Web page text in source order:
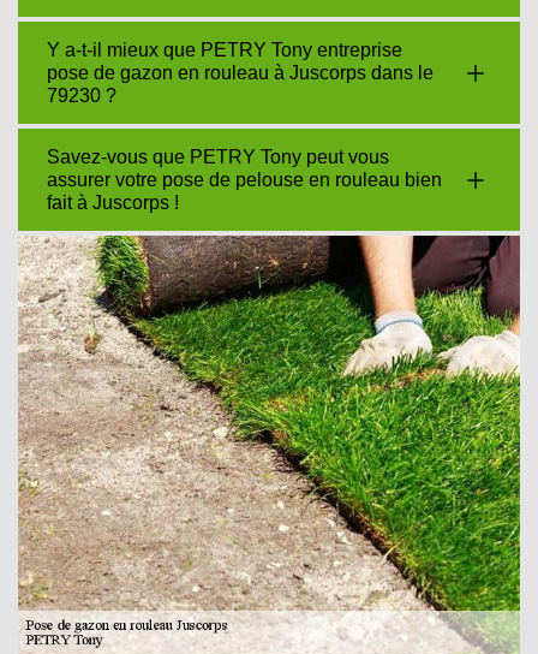
Y a-t-il mieux que PETRY Tony entreprise
pose de gazon en rouleau à Juscorps dans le
79230 ?
Savez-vous que PETRY Tony peut vous
assurer votre pose de pelouse en rouleau bien
fait à Juscorps !